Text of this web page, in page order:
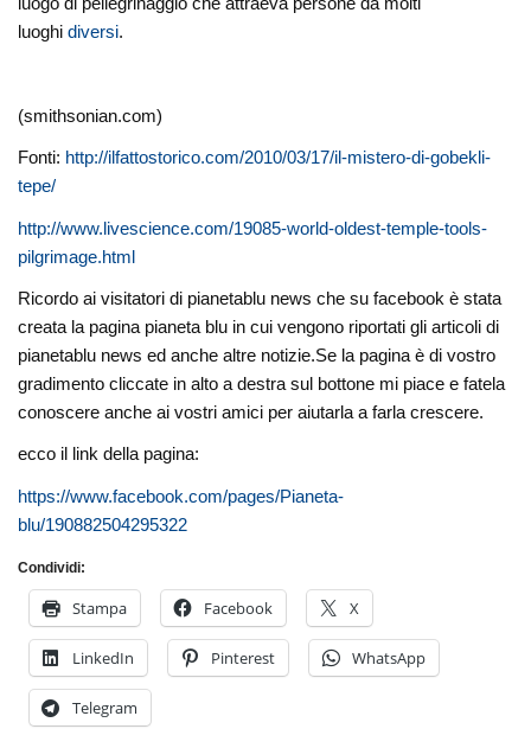
luoghidiversi.
(smithsonian.com)
Fonti: http://ilfattostorico.com/2010/03/17/il-mistero-di-gobekli-
tepe/
http://www.livescience.com/19085-world-oldest-temple-tools-
pilgrimage.html
Ricordo ai visitatori di pianetablu news che su facebook è stata
creata la pagina pianeta blu in cui vengono riportati gli articoli di
pianetablu news ed anche altre notizie.Se la pagina è di vostro
gradimento cliccate in alto a destra sul bottone mi piace e fatela
conoscere anche ai vostri amici per aiutarla a farla crescere.
ecco il link della pagina:
https://www.facebook.com/pages/Pianeta-
blu/190882504295322
Condividi:
Stampa Facebook X
LinkedIn Pinterest WhatsApp
Telegram